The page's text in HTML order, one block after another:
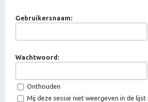
Gebruikersnaam:
Wachtwoord:
Onthouden
Mij deze sessie niet weergeven in de lijst